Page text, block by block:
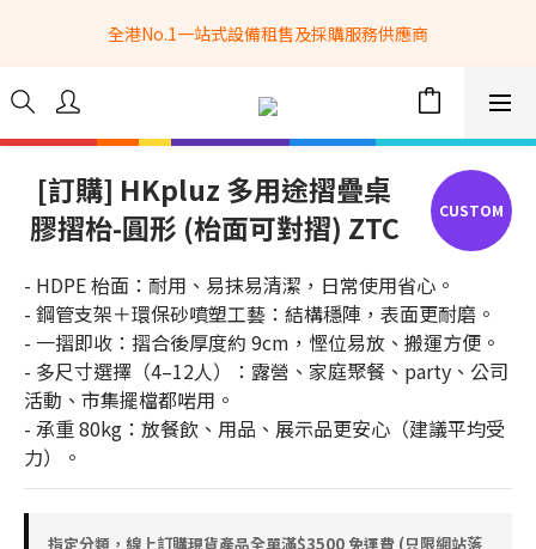
全港No.1一站式設備租售及採購服務供應商
全港No.1一站式設備租售及採購服務供應商
選購現貨產品全單滿$3500自家專送免運費 (只限網站落單, 不適用
於急單, 訂制產品, 屏風, 籠車, 舞台等)
info@hkbasket.com
全港No.1一站式設備租售及採購服務供應商
[訂購] HKpluz 多用途摺疊桌
膠摺枱-圓形 (枱面可對摺) ZTC
- HDPE 枱面：耐用、易抹易清潔，日常使用省心。
- 鋼管支架＋環保砂噴塑工藝：結構穩陣，表面更耐磨。
- 一摺即收：摺合後厚度約 9cm，慳位易放、搬運方便。
- 多尺寸選擇（4–12人）：露營、家庭聚餐、party、公司
活動、市集擺檔都啱用。
- 承重 80kg：放餐飲、用品、展示品更安心（建議平均受
力）。
指定分類，線上訂購現貨產品全單滿$3500 免運費 (只限網站落